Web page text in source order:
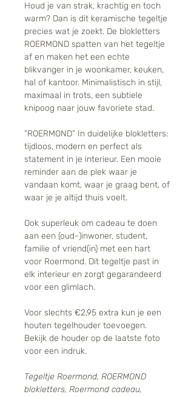
Houd je van strak, krachtig en toch
warm? Dan is dit keramische tegeltje
precies wat je zoekt. De blokletters
ROERMOND spatten van het tegeltje
af en maken het een echte
blikvanger in je woonkamer, keuken,
hal of kantoor. Minimalistisch in stijl,
maximaal in trots, een subtiele
knipoog naar jouw favoriete stad.
“ROERMOND” In duidelijke blokletters:
tijdloos, modern en perfect als
statement in je interieur. Een mooie
reminder aan de plek waar je
vandaan komt, waar je graag bent, of
waar je je altijd thuis voelt.
Ook superleuk om cadeau te doen
aan een (oud-)inwoner, student,
familie of vriend(in) met een hart
voor Roermond. Dit tegeltje past in
elk interieur en zorgt gegarandeerd
voor een glimlach.
Voor slechts €2,95 extra kun je een
houten tegelhouder toevoegen.
Bekijk de houder op de laatste foto
voor een indruk.
Tegeltje Roermond, ROERMOND
blokletters, Roermond cadeau,